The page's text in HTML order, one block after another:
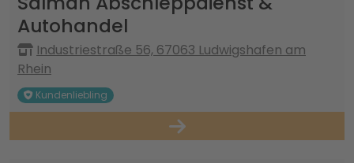
Autohandel
Industriestraße 56, 67063 Ludwigshafen am
Rhein
Kundenliebling